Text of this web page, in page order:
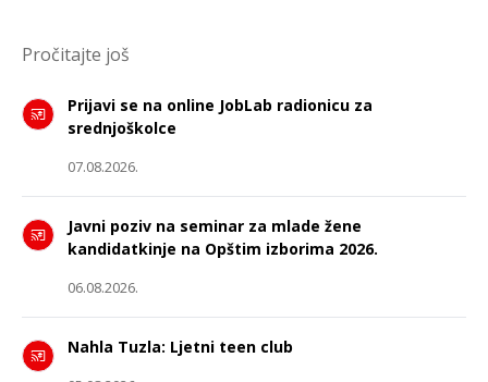
Pročitajte još
Prijavi se na online JobLab radionicu za
srednjoškolce
07.08.2026.
Javni poziv na seminar za mlade žene
kandidatkinje na Opštim izborima 2026.
06.08.2026.
Nahla Tuzla: Ljetni teen club